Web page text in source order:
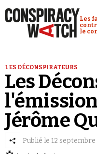
Les
le
Vidéos
LES DÉCONSPIRATEURS
Les
Jérôme
Publié le 12 septembre